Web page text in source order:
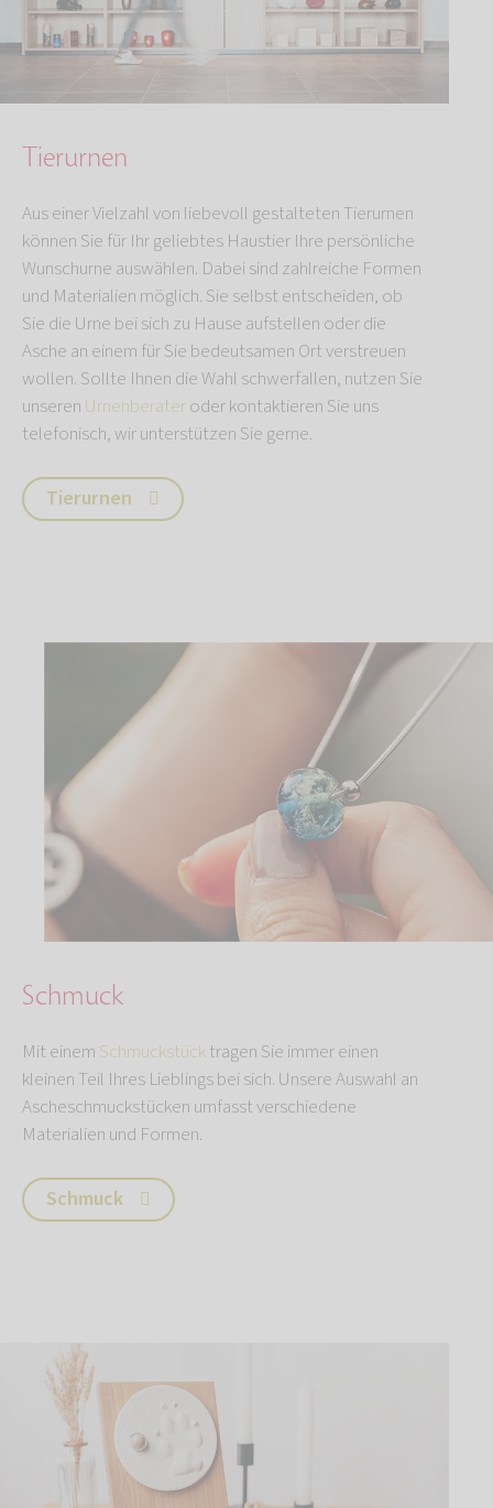
Tierurnen
Aus einer Vielzahl von liebevoll gestalteten Tierurnen
können Sie für Ihr geliebtes Haustier Ihre persönliche
Wunschurne auswählen. Dabei sind zahlreiche Formen
und Materialien möglich. Sie selbst entscheiden, ob
Sie die Urne bei sich zu Hause aufstellen oder die
Asche an einem für Sie bedeutsamen Ort verstreuen
wollen. Sollte Ihnen die Wahl schwerfallen, nutzen Sie
unseren Urnenberateroder kontaktieren Sie uns
telefonisch, wir unterstützen Sie gerne.
Tierurnen
Schmuck
Mit einem Schmuckstücktragen Sie immer einen
kleinen Teil Ihres Lieblings bei sich. Unsere Auswahl an
Ascheschmuckstücken umfasst verschiedene
Materialien und Formen.
Schmuck